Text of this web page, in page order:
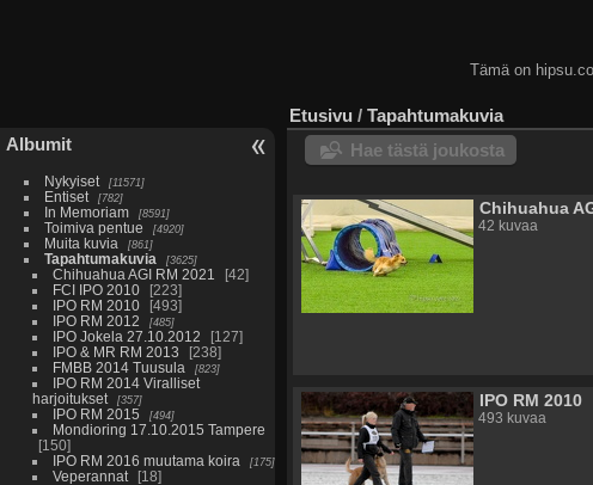
Tämä on
Albumit
Nykyiset 11571
Entiset 782
In Memoriam 8591
Toimiva pentue 4920
Muita kuvia 861
Tapahtumakuvia 3625
Chihuahua AGI RM 2021
42
FCI IPO 2010
223
IPO RM 2010
493
IPO RM 2012
485
IPO Jokela 27.10.2012
127
IPO & MR RM 2013
238
FMBB 2014 Tuusula
823
IPO RM 2014 Viralliset
harjoitukset
357
IPO RM 2015 494
Mondioring 17.10.2015 Tampere
150
IPO RM 2016 muutama koira
175
Veperannat
18
Etusivu / Tapahtumakuvia
Hae tästä joukosta
Chihuahua
42 kuvaa
IPO RM 2010
493 kuvaa